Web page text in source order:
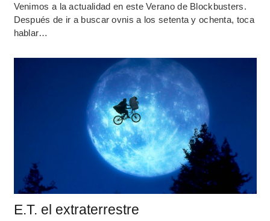
Venimos a la actualidad en este Verano de Blockbusters.
Después de ir a buscar ovnis a los setenta y ochenta, toca
hablar…
E.T. el extraterrestre